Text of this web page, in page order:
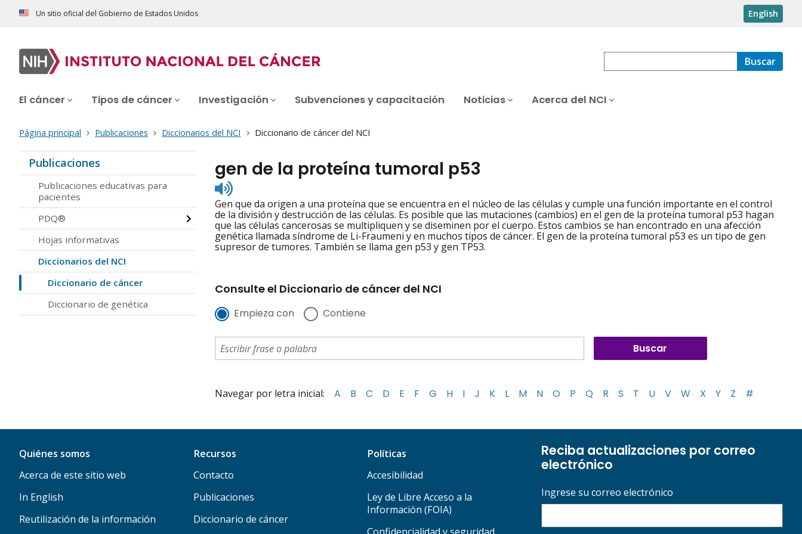
Un sitio oficial del Gobierno de Estados Unidos English
Buscar
El cáncer Tipos de cáncer Investigación Subvenciones y capacitación Noticias Acerca del NCI
Página principal Publicaciones Diccionarios del NCI Diccionario de cáncer del NCI
Publicaciones
Publicaciones educativas para
pacientes
PDQ®
Hojas informativas
Diccionarios del NCI
Diccionario de cáncer
Diccionario de genética
gen de la proteína tumoral p53
Listen
to
pronunciation
Gen que da origen a una proteína que se encuentra en el núcleo de las células y cumple una función importante en el control
de la división y destrucción de las células. Es posible que las mutaciones (cambios) en el gen de la proteína tumoral p53 hagan
que las células cancerosas se multipliquen y se diseminen por el cuerpo. Estos cambios se han encontrado en una afección
genética llamada síndrome de Li-Fraumeni y en muchos tipos de cáncer. El gen de la proteína tumoral p53 es un tipo de gen
supresor de tumores. También se llama gen p53 y gen TP53.
Consulte el Diccionario de cáncer del NCI
Empieza con Contiene
Navegar por letra inicial: A B C D E F G H I J K L M N O P Q R S T U V W X Y Z #
Quiénes somos
Acerca de este sitio web
In English
Reutilización de la información
Recursos
Contacto
Publicaciones
Diccionario de cáncer
Políticas
Accesibilidad
Ley de Libre Acceso a la
Información (FOIA)
Reciba actualizaciones por correo
electrónico
Ingrese su correo electrónico